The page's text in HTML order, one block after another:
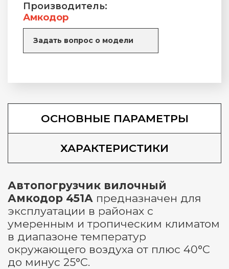
Производитель:
Амкодор
Задать вопрос о модели
ОСНОВНЫЕ ПАРАМЕТРЫ
ХАРАКТЕРИСТИКИ
Автопогрузчик вилочный
Амкодор 451А предназначен для
эксплуатации в районах с
умеренным и тропическим климатом
в диапазоне температур
окружающего воздуха от плюс 40°С
до минус 25°С.